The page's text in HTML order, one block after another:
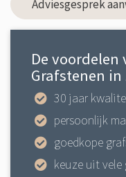
Adviesgesprek
De voordelen
Grafstenen
30 jaar
persoonlijk
goedkope
keuze uit vele